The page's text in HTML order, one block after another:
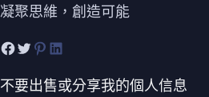
凝聚思維，創造可能
不要出售或分享我的個人信息